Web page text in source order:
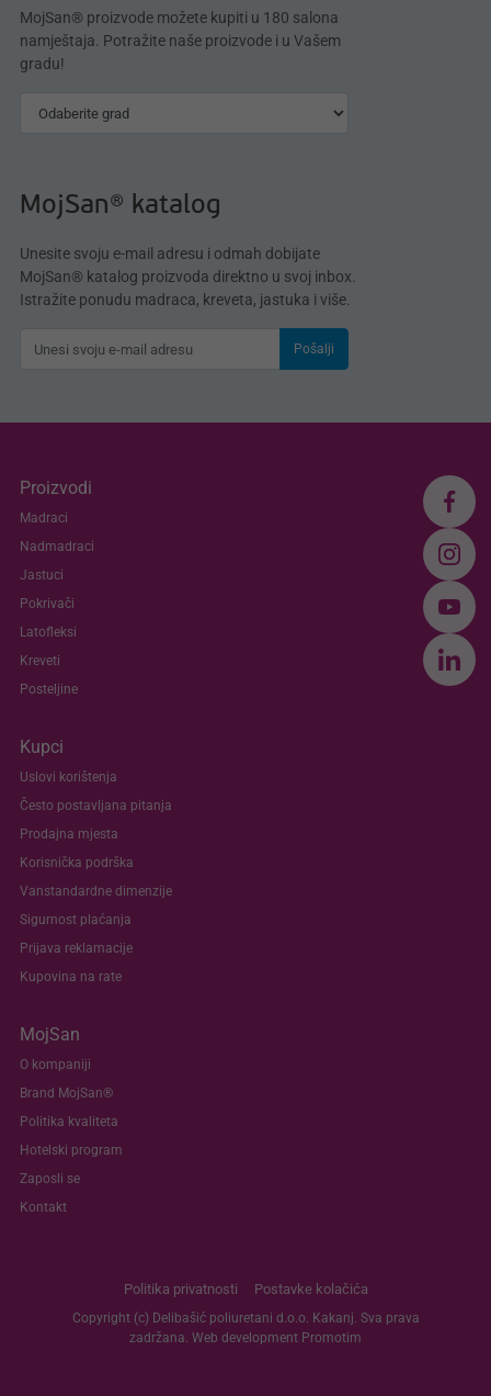
MojSan® proizvode možete kupiti u 180 salona
namještaja. Potražite naše proizvode i u Vašem
gradu!
MojSan® katalog
Unesite svoju e-mail adresu i odmah dobijate
MojSan® katalog proizvoda direktno u svoj inbox.
Istražite ponudu madraca, kreveta, jastuka i više.
Pošalji
Proizvodi
Madraci
Nadmadraci
Jastuci
Pokrivači
Latofleksi
Kreveti
Posteljine
Kupci
Uslovi korištenja
Često postavljana pitanja
Prodajna mjesta
Korisnička podrška
Vanstandardne dimenzije
Sigurnost plaćanja
Prijava reklamacije
Kupovina na rate
MojSan
O kompaniji
Brand MojSan®
Politika kvaliteta
Hotelski program
Zaposli se
Kontakt
Politika privatnosti Postavke kolačića
Copyright (c) Delibašić poliuretani d.o.o. Kakanj. Sva prava
zadržana. Web development Promotim